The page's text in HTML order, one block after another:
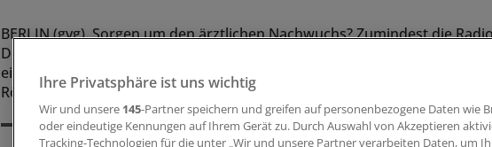
BERLIN (gvg). Sorgen um den ärztlichen Nachwuchs? Zumindest die
Deutschland sehen den kommenden Jahren eher gelassen entgegen. Das
eine hohe Attraktivität bei den jungen Kollegen, wie der Präsident der
Röntgengesellschaft (DRG) betont hat.
Ihre Privatsphäre ist uns wichtig
Wir und unsere 145-Partner speichern und greifen auf personenbezogene Daten wie
oder eindeutige Kennungen auf Ihrem Gerät zu. Durch Auswahl von Akzeptieren
Tracking-Technologien für die unter „Wir und unsere Partner verarbeiten Daten, um